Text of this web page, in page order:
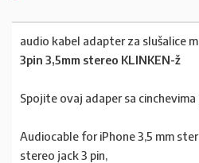
audio kabel adapter za slušalice
3pin 3,5mm stereo KLINKEN-ž
Spojite ovaj adaper sa cinchevima
Audiocable for iPhone 3,5 mm
stereo jack 3 pin,